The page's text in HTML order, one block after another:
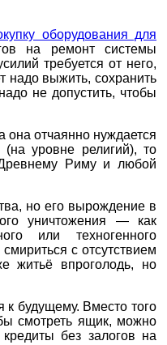
оборудования для
на ремонт системы
требуется от него,
надо выжить, сохранить
не допустить, чтобы
она отчаянно нуждается
(на уровне религий), то
Древнему Риму и любой
но его вырождение в
уничтожения — как
или техногенного
с отсутствием
житьё впроголодь, но
будущему. Вместо того
смотреть ящик, можно
без залогов на